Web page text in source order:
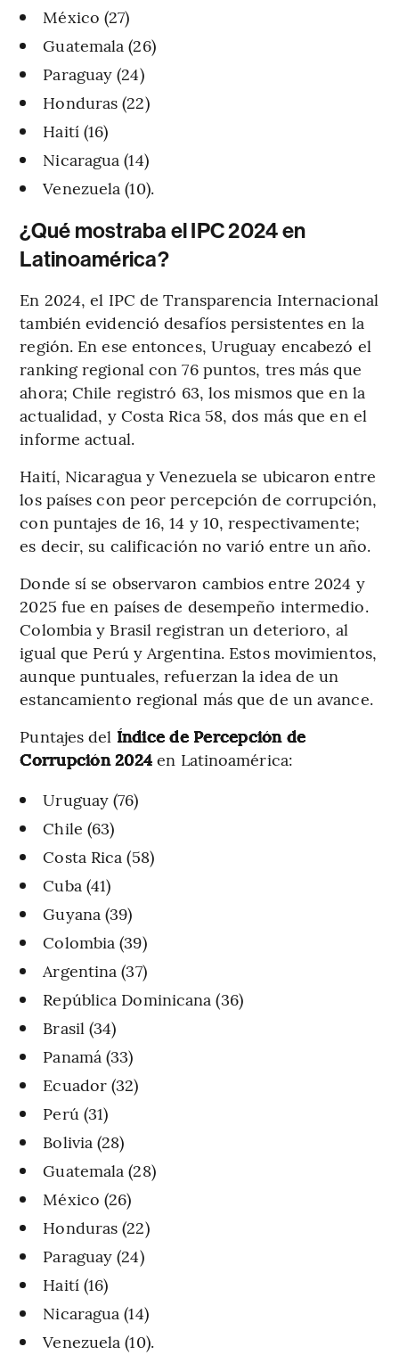
México (27)
Guatemala (26)
Paraguay (24)
Honduras (22)
Haití (16)
Nicaragua (14)
Venezuela (10).
¿Qué mostraba el IPC 2024 en
Latinoamérica?
En 2024, el IPC de Transparencia Internacional
también evidenció desafíos persistentes en la
región. En ese entonces, Uruguay encabezó el
ranking regional con 76 puntos, tres más que
ahora; Chile registró 63, los mismos que en la
actualidad, y Costa Rica 58, dos más que en el
informe actual.
Haití, Nicaragua y Venezuela se ubicaron entre
los países con peor percepción de corrupción,
con puntajes de 16, 14 y 10, respectivamente;
es decir, su calificación no varió entre un año.
Donde sí se observaron cambios entre 2024 y
2025 fue en países de desempeño intermedio.
Colombia y Brasil registran un deterioro, al
igual que Perú y Argentina. Estos movimientos,
aunque puntuales, refuerzan la idea de un
estancamiento regional más que de un avance.
Puntajes del Índice de Percepción de
Corrupción 2024en Latinoamérica:
Uruguay (76)
Chile (63)
Costa Rica (58)
Cuba (41)
Guyana (39)
Colombia (39)
Argentina (37)
República Dominicana (36)
Brasil (34)
Panamá (33)
Ecuador (32)
Perú (31)
Bolivia (28)
Guatemala (28)
México (26)
Honduras (22)
Paraguay (24)
Haití (16)
Nicaragua (14)
Venezuela (10).